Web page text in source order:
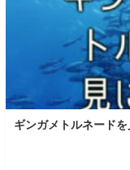
ギンガメトルネード